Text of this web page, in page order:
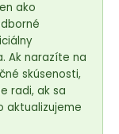
ako
Ak narazíte na
skúsenosti,
radi, ak sa
aktualizujeme